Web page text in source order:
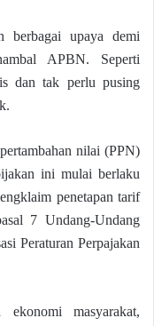
berbagai upaya demi
APBN. Seperti
dan tak perlu pusing
nilai (PPN)
ini mulai berlaku
penetapan tarif
7 Undang-Undang
Peraturan Perpajakan
masyarakat,